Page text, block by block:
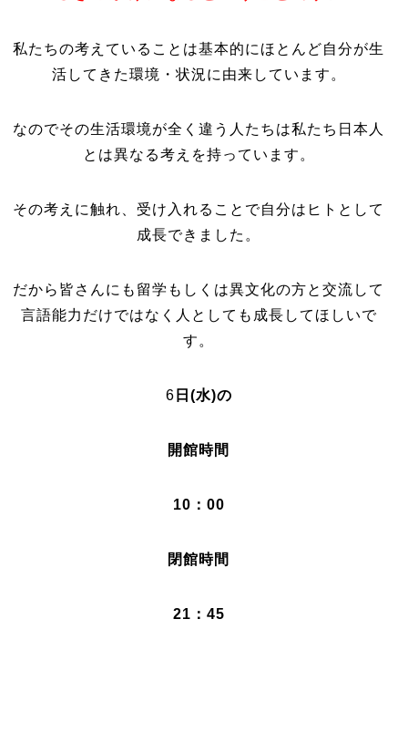
私たちの考えていることは基本的にほとんど自分が生
活してきた環境・状況に由来しています。
なのでその生活環境が全く違う人たちは私たち日本人
とは異なる考えを持っています。
その考えに触れ、受け入れることで自分はヒトとして
成長できました。
だから皆さんにも留学もしくは異文化の方と交流して
言語能力だけではなく人としても成長してほしいで
す。
6 日(水)の
開館時間
10：00
閉館時間
21：45